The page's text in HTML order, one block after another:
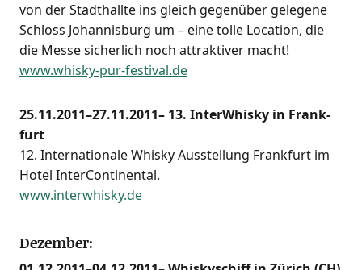
von der Stadt­hall­te ins gleich gegen­über gele­ge­ne
Schloss Johan­nis­burg um – eine tol­le Loca­ti­on, die
die Mes­se sicher­lich noch attrak­ti­ver macht!
www.whisky-pur-festival.de
25.11.2011–27.11.2011– 13. Inter­Whis­ky in Frank­
furt
12. Inter­na­tio­na­le Whis­ky Aus­stel­lung Frank­furt im
Hotel Inter­Con­ti­nen­tal.
www.interwhisky.de
Dezember: